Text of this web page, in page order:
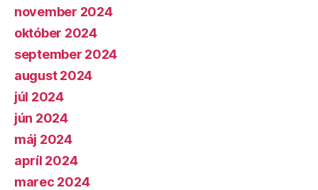
november 2024
október 2024
september 2024
august 2024
júl 2024
jún 2024
máj 2024
apríl 2024
marec 2024